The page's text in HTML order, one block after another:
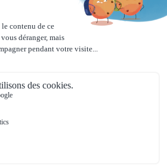
, pour une carte de visite pratique à